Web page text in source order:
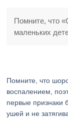
Помните, что
маленьких
Помните, что
воспалением,
первые признаки
ушей и не